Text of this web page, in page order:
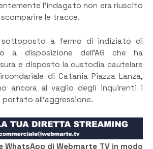
l’indagato non era riuscito
le tracce.
sottoposto a fermo di indiziato di
a disposizione dell’AG che ha
e disposto la custodia cautelare
di Catania Piazza Lanza,
ancora al vaglio degli inquirenti i
all’aggressione.
WhatsApp di Webmarte TV in modo